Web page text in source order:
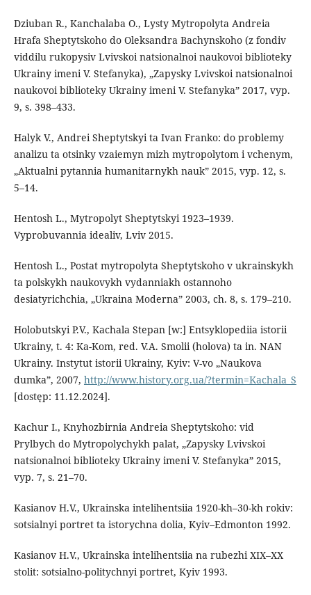
Dziuban R., Kanchalaba O., Lysty Mytropolyta Andreia
Hrafa Sheptytskoho do Oleksandra Bachynskoho (z fondiv
viddilu rukopysiv Lvivskoi natsionalnoi naukovoi biblioteky
Ukrainy imeni V. Stefanyka), „Zapysky Lvivskoi natsionalnoi
naukovoi biblioteky Ukrainy imeni V. Stefanyka” 2017, vyp.
9, s. 398–433.
Halyk V., Andrei Sheptytskyi ta Ivan Franko: do problemy
analizu ta otsinky vzaiemyn mizh mytropolytom i vchenym,
„Aktualni pytannia humanitarnykh nauk” 2015, vyp. 12, s.
5–14.
Hentosh L., Mytropolyt Sheptytskyi 1923–1939.
Vyprobuvannia idealiv, Lviv 2015.
Hentosh L., Postat mytropolyta Sheptytskoho v ukrainskykh
ta polskykh naukovykh vydanniakh ostannoho
desiatyrichchia, „Ukraina Moderna” 2003, ch. 8, s. 179–210.
Holobutskyi P.V., Kachala Stepan [w:] Entsyklopediia istorii
Ukrainy, t. 4: Ka-Kom, red. V.A. Smolii (holova) ta in. NAN
Ukrainy. Instytut istorii Ukrainy, Kyiv: V-vo „Naukova
dumka”, 2007, http://www.history.org.ua/?termin=Kachala_S
[dostęp: 11.12.2024].
Kachur I., Knyhozbirnia Andreia Sheptytskoho: vid
Prylbych do Mytropolychykh palat, „Zapysky Lvivskoi
natsionalnoi biblioteky Ukrainy imeni V. Stefanyka” 2015,
vyp. 7, s. 21–70.
Kasianov H.V., Ukrainska intelihentsiia 1920-kh–30-kh rokiv:
sotsialnyi portret ta istorychna dolia, Kyiv–Edmonton 1992.
Kasianov H.V., Ukrainska intelihentsiia na rubezhi XIX–XX
stolit: sotsialno-politychnyi portret, Kyiv 1993.